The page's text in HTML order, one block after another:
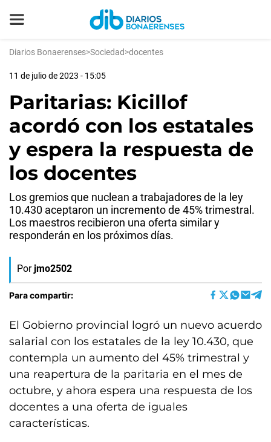
Diarios Bonaerenses>Sociedad>docentes
11 de julio de 2023 - 15:05
Paritarias: Kicillof
acordó con los estatales
y espera la respuesta de
los docentes
Los gremios que nuclean a trabajadores de la ley
10.430 aceptaron un incremento de 45% trimestral.
Los maestros recibieron una oferta similar y
responderán en los próximos días.
Por jmo2502
Para compartir:
El Gobierno provincial logró un nuevo acuerdo
salarial con los estatales de la ley 10.430, que
contempla un aumento del 45% trimestral y
una reapertura de la paritaria en el mes de
octubre, y ahora espera una respuesta de los
docentes a una oferta de iguales
características.